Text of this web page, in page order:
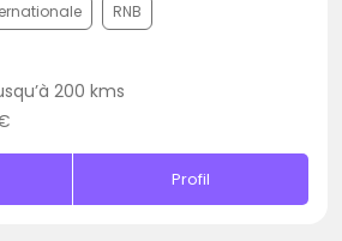
RNB
200 kms
Profil